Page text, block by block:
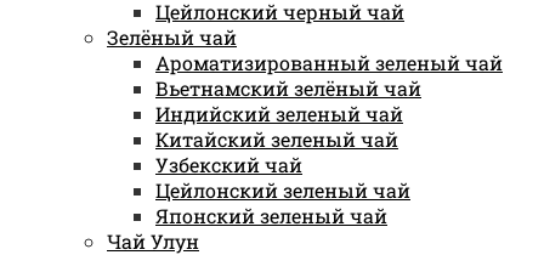
Цейлонский черный чай
Зелёный чай
Ароматизированный зеленый чай
Вьетнамский зелёный чай
Индийский зеленый чай
Китайский зеленый чай
Узбекский чай
Цейлонский зеленый чай
Японский зеленый чай
Чай Улун